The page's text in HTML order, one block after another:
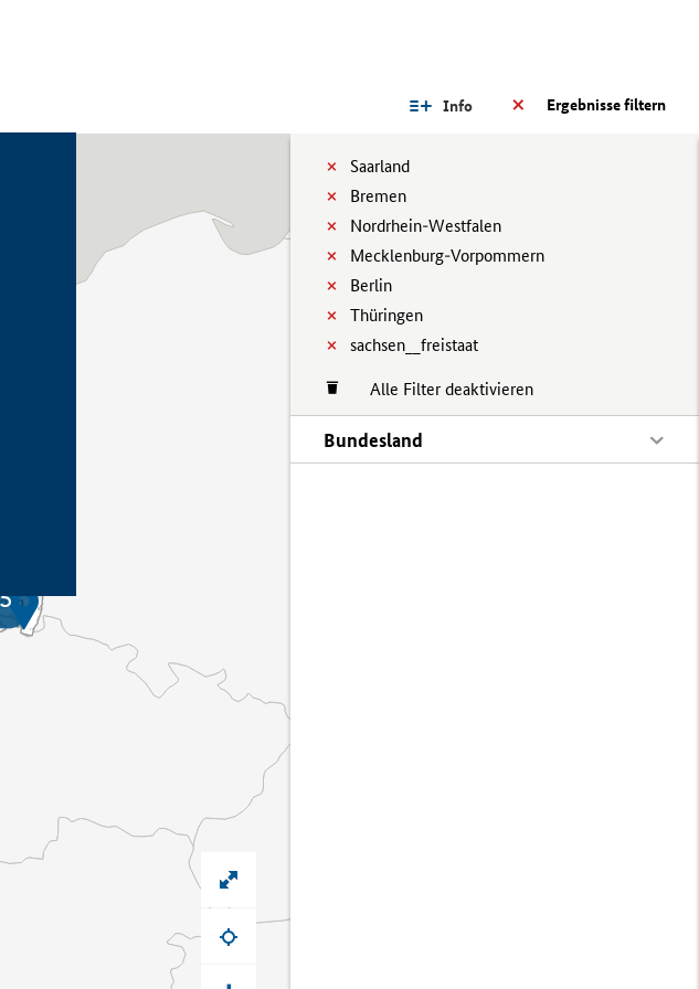
Ergebnisse filtern
Info
Saarland
Bremen
Nordrhein-Westfalen
Mecklenburg-Vorpommern
Berlin
Thüringen
sachsen__freistaat
Alle Filter deaktivieren
Bundesland